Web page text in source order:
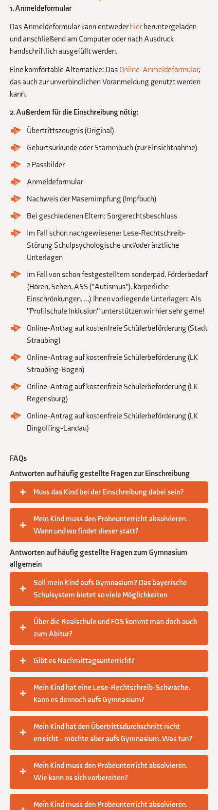
1. Anmeldeformular
Das Anmeldeformular kann entwederhierheruntergeladen
und anschließend am Computer oder nach Ausdruck
handschriftlich ausgefüllt werden.
Eine komfortable Alternative: Das Online-Anmeldeformular,
das auch zur unverbindlichen Voranmeldung genutzt werden
kann.
2. Außerdem für die Einschreibung nötig:
Übertrittszeugnis (Original)
Geburtsurkunde oder Stammbuch (zur Einsichtnahme)
2 Passbilder
Anmeldeformular
Nachweis der Masernimpfung (Impfbuch)
Bei geschiedenen Eltern: Sorgerechtsbeschluss
Im Fall schon nachgewiesener Lese-Rechtschreib-
Störung Schulpsychologische und/oder ärztliche
Unterlagen
Im Fall von schon festgestelltem sonderpäd. Förderbedarf
(Hören, Sehen, ASS ("Autismus"), körperliche
Einschrönkungen, ...) Ihnen vorliegende Unterlagen: Als
"Profilschule Inklusion" unterstützen wir hier sehr gerne!
Online-Antrag auf kostenfreie Schülerbeförderung (Stadt
Straubing)
Online-Antrag auf kostenfreie Schülerbeförderung (LK
Straubing-Bogen)
Online-Antrag auf kostenfreie Schülerbeförderung (LK
Regensburg)
Online-Antrag auf kostenfreie Schülerbeförderung (LK
Dingolfing-Landau)
FAQs
Antworten auf häufig gestellte Fragen zur Einschreibung
Muss das Kind bei der Einschreibung dabei sein?
Mein Kind muss den Probeunterricht absolvieren.
Wann und wo findet dieser statt?
Antworten auf häufig gestellte Fragen zum Gymnasium
allgemein
Soll mein Kind aufs Gymnasium? Das bayerische
Schulsystem bietet so viele Möglichkeiten
Über die Realschule und FOS kommt man doch auch
zum Abitur?
Gibt es Nachmittagsunterricht?
Mein Kind hat eine Lese-Rechtschreib-Schwäche.
Kann es dennoch aufs Gymnasium?
Mein Kind hat den Übertrittsdurchschnitt nicht
erreicht - möchte aber aufs Gymnasium. Was tun?
Mein Kind muss den Probeunterricht absolvieren.
Wie kann es sich vorbereiten?
Mein Kind muss den Probeunterricht absolvieren.